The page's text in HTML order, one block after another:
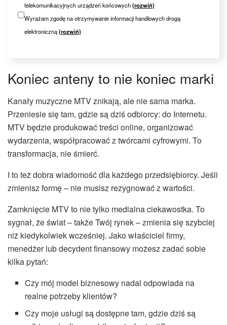
telekomunikacyjnych urządzeń końcowych(rozwiń)
Wyrażam zgodę na otrzymywanie informacji handlowych drogą
elektroniczną(rozwiń)
Koniec anteny to nie koniec marki
Kanały muzyczne MTV znikają, ale nie sama marka.
Przeniesie się tam, gdzie są dziś odbiorcy: do Internetu.
MTV będzie produkować treści online, organizować
wydarzenia, współpracować z twórcami cyfrowymi. To
transformacja, nie śmierć.
I to też dobra wiadomość dla każdego przedsiębiorcy. Jeśli
zmienisz formę – nie musisz rezygnować z wartości.
Zamknięcie MTV to nie tylko medialna ciekawostka. To
sygnał, że świat – także Twój rynek – zmienia się szybciej
niż kiedykolwiek wcześniej. Jako właściciel firmy,
menedżer lub decydent finansowy możesz zadać sobie
kilka pytań:
Czy mój model biznesowy nadal odpowiada na
realne potrzeby klientów?
Czy moje usługi są dostępne tam, gdzie dziś są